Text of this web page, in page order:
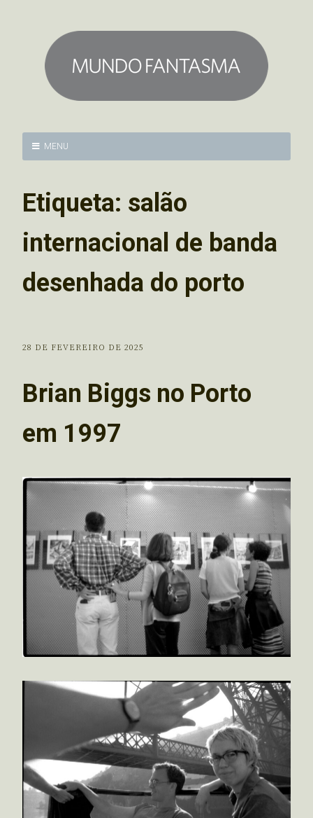
MENU
Etiqueta: salão
internacional de banda
desenhada do porto
28 DE FEVEREIRO DE 2025
Brian Biggs no Porto
em 1997